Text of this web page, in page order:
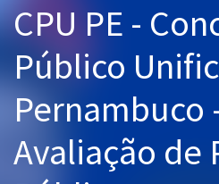
Cursos 20% OFF
Pós
Graduação
OAB
Mentorias
CPU PE -
Público
Pernambuco
Avaliação de